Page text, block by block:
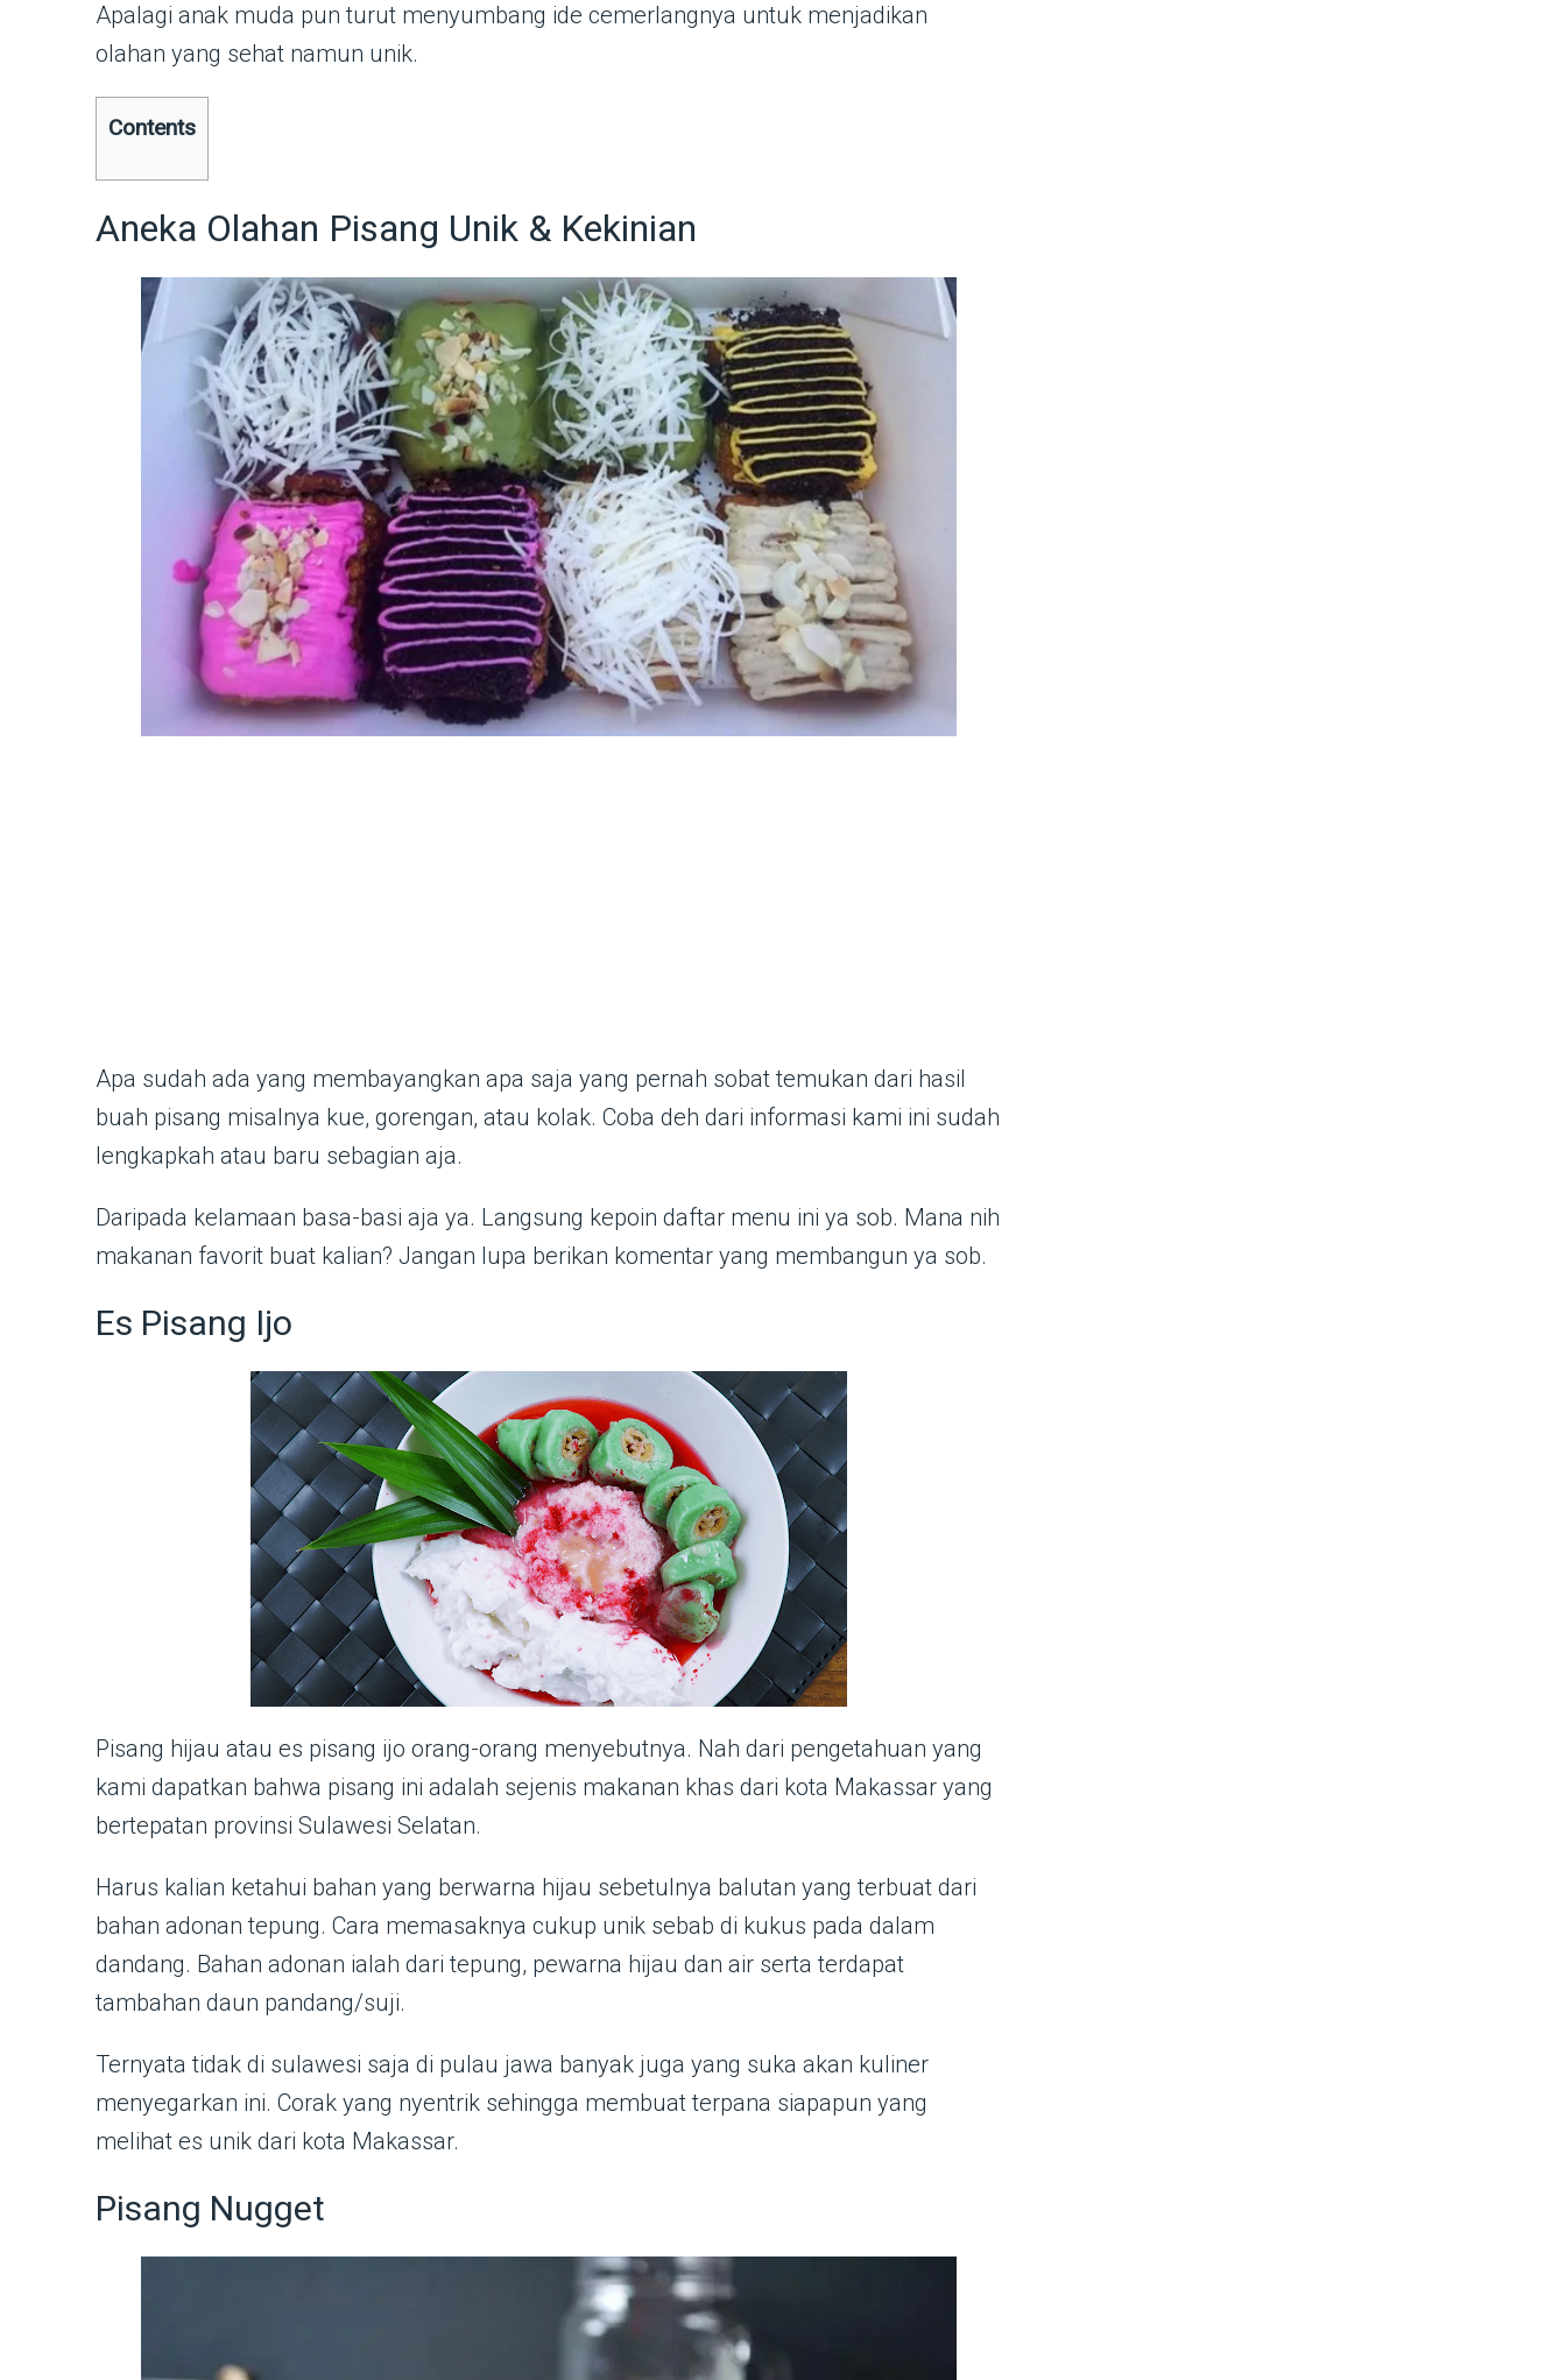
Apalagi anak muda pun turut menyumbang ide cemerlangnya untuk menjadikan
olahan yang sehat namun unik.
Contents
Aneka Olahan Pisang Unik & Kekinian
Apa sudah ada yang membayangkan apa saja yang pernah sobat temukan dari hasil
buah pisang misalnya kue, gorengan, atau kolak. Coba deh dari informasi kami ini sudah
lengkapkah atau baru sebagian aja.
Daripada kelamaan basa-basi aja ya. Langsung kepoin daftar menu ini ya sob. Mana nih
makanan favorit buat kalian? Jangan lupa berikan komentar yang membangun ya sob.
Es Pisang Ijo
Pisang hijau atau es pisang ijo orang-orang menyebutnya. Nah dari pengetahuan yang
kami dapatkan bahwa pisang ini adalah sejenis makanan khas dari kota Makassar yang
bertepatan provinsi Sulawesi Selatan.
Harus kalian ketahui bahan yang berwarna hijau sebetulnya balutan yang terbuat dari
bahan adonan tepung. Cara memasaknya cukup unik sebab di kukus pada dalam
dandang. Bahan adonan ialah dari tepung, pewarna hijau dan air serta terdapat
tambahan daun pandang/suji.
Ternyata tidak di sulawesi saja di pulau jawa banyak juga yang suka akan kuliner
menyegarkan ini. Corak yang nyentrik sehingga membuat terpana siapapun yang
melihat es unik dari kota Makassar.
Pisang Nugget